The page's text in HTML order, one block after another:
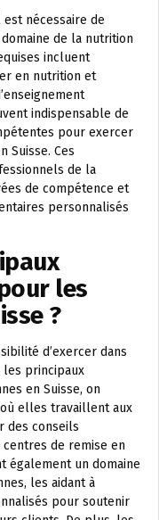
nécessaire de
de la nutrition
incluent
en nutrition et
indispensable de
pour exercer
Suisse. Ces
de la
de compétence et
personnalisés
les
?
d’exercer dans
les principaux
en Suisse, on
elles travaillent aux
des conseils
de remise en
un domaine
les aidant à
pour soutenir